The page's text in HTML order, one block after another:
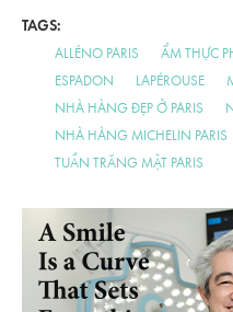
TAGS:
ALLÉNO PARIS ẨM THỰC
ESPADON
LAPÉROUSE
NHÀ HÀNG ĐẸP Ở PARIS
NHÀ HÀNG MICHELIN PARIS
TUẦN TRĂNG MẬT PARIS